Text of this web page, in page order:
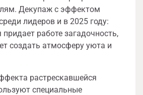
Декупаж с эффектом
лидеров и в 2025 году:
придает работе загадочность,
создать атмосферу уюта и
растрескавшейся
специальные